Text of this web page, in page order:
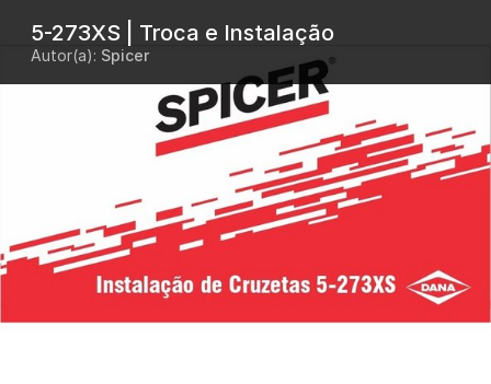
5-273XS | Troca e Instalação
Autor(a): Spicer